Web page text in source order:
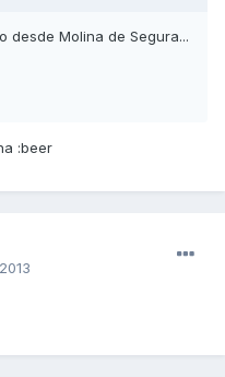
desde Molina de Segura...
:beer